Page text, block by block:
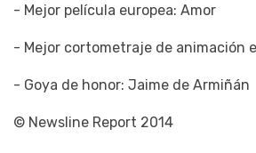
- Mejor película europea: Amor
- Mejor cortometraje de animación
- Goya de honor: Jaime de Armiñán
© Newsline Report 2014